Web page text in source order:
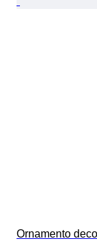
Ornamento